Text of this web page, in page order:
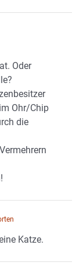
Oder
Ohr/Chip
die
Katze.